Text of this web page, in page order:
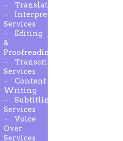
Translation
Interpreting
Services
Editing
&
Proofreading
Transcription
Services
Content
Writing
Subtitling
Services
Voice
Over
Services